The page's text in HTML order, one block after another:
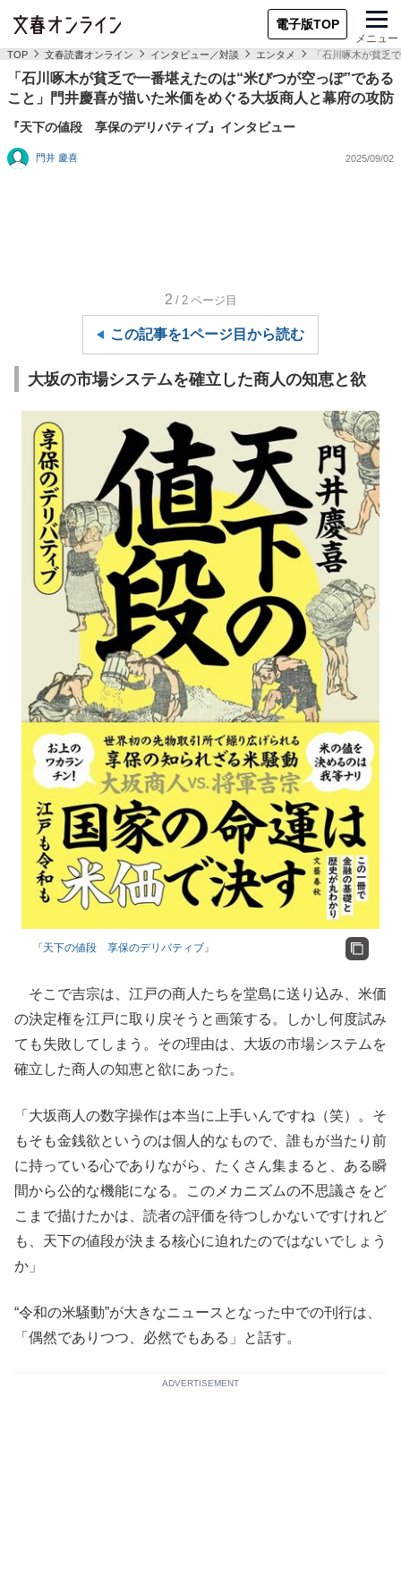
電子版TOP
メニュー
TOP 文春読書オンライン インタビュー／対談 エンタメ 「石川啄木が貧乏
「石川啄木が貧乏で一番堪えたのは“米びつが空っぽ”である
こと」門井慶喜が描いた米価をめぐる大坂商人と幕府の攻防
『天下の値段 享保のデリバティブ』インタビュー
門井 慶喜 2025/09/02
2 /2 ページ目
この記事を1ページ目から読む
大坂の市場システムを確立した商人の知恵と欲
『天下の値段 享保のデリバティブ 』
そこで吉宗は、江戸の商人たちを堂島に送り込み、米価
の決定権を江戸に取り戻そうと画策する。しかし何度試み
ても失敗してしまう。その理由は、大坂の市場システムを
確立した商人の知恵と欲にあった。
「大坂商人の数字操作は本当に上手いんですね（笑）。そ
もそも金銭欲というのは個人的なもので、誰もが当たり前
に持っている心でありながら、たくさん集まると、ある瞬
間から公的な機能になる。このメカニズムの不思議さをど
こまで描けたかは、読者の評価を待つしかないですけれど
も、天下の値段が決まる核心に迫れたのではないでしょう
か」
“令和の米騒動”が大きなニュースとなった中での刊行は、
「偶然でありつつ、必然でもある」と話す。
ADVERTISEMENT